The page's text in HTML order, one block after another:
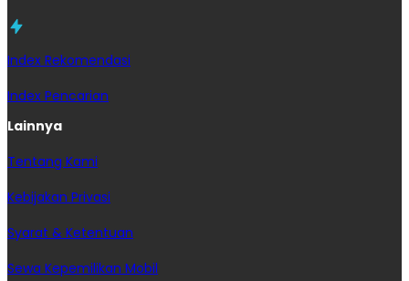
Index Rekomendasi
Index Pencarian
Lainnya
Tentang Kami
Kebijakan Privasi
Syarat & Ketentuan
Sewa Kepemilikan Mobil